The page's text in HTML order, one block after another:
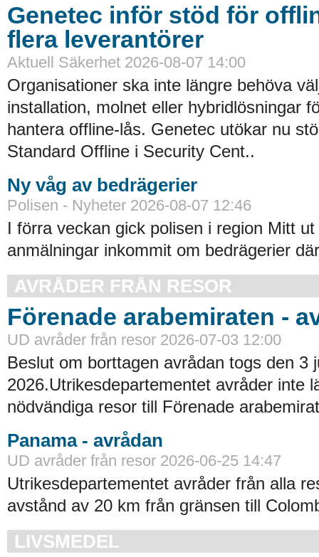
Genetec inför stöd för
flera leverantörer
Aktuell Säkerhet 2026-08-07 14:00
Organisationer ska inte längre behöva
installation, molnet eller hybridlösningar
hantera offline-lås. Genetec utökar nu
Standard Offline i Security Cent..
Ny våg av bedrägerier
Polisen - Nyheter 2026-08-07 12:46
I förra veckan gick polisen i region Mitt
anmälningar inkommit om bedrägerier
AVRÅDER FRÅN RESOR
Förenade arabemiraten -
UD avråder från resor 2026-07-03 12:00
Beslut om borttagen avrådan togs den 3
2026.Utrikesdepartementet avråder inte
nödvändiga resor till Förenade
Panama - avrådan
UD avråder från resor 2026-06-25 14:47
Utrikesdepartementet avråder från alla
avstånd av 20 km från gränsen till
LIVSMEDEL